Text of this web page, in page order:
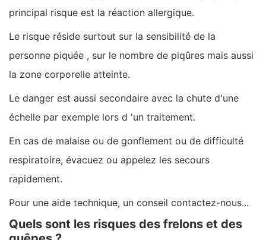
principal risque est la réaction allergique.
Le risque réside surtout sur la sensibilité de la
personne piquée , sur le nombre de piqûres mais aussi
la zone corporelle atteinte.
Le danger est aussi secondaire avec la chute d'une
échelle par exemple lors d 'un traitement.
En cas de malaise ou de gonflement ou de difficulté
respiratoire, évacuez ou appelez les secours
rapidement.
Pour une aide technique, un conseil contactez-nous...
Quels sont les risques des frelons et des